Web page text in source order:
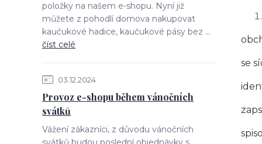
položky na našem e-shopu. Nyní již
můžete z pohodlí domova nakupovat
kaučukové hadice, kaučukové pásy bez ...
číst celé
03.12.2024
Provoz e-shopu během vánočních
svátků
Vážení zákazníci, z důvodu vánočních
se